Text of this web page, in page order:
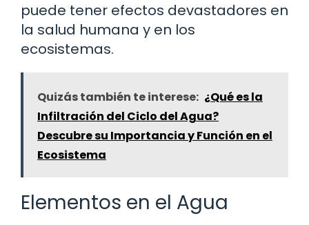
puede tener efectos devastadores en
la salud humana y en los
ecosistemas.
Quizás también te interese: ¿Qué es la
Infiltración del Ciclo del Agua?
Descubre su Importancia y Función en el
Ecosistema
Elementos en el Agua